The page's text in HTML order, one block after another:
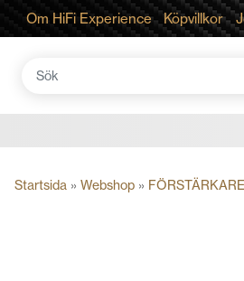
Om HiFi Experience Köpvillkor
Sök
Startsida » Webshop »